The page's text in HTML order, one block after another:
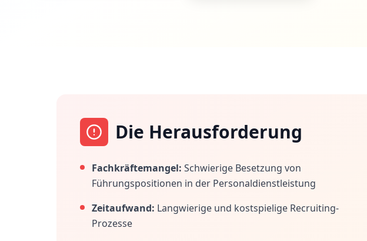
Die Herausforderung
Fachkräftemangel: Schwierige Besetzung von
Führungspositionen in der Personaldienstleistung
Zeitaufwand: Langwierige und kostspielige Recruiting-
Prozesse